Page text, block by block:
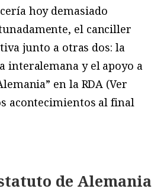
hoy demasiado
el canciller
junto a otras dos: la
interalemana y el apoyo a
en la RDA (Ver
acontecimientos al final
de Alemania